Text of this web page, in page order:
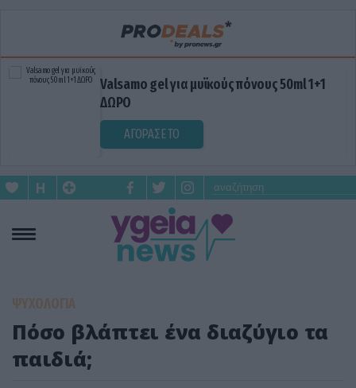
Valsamo gel για μυϊκούς πόνους 50ml 1+1
ΔΩΡΟ
ΑΓΟΡΑΣΕ ΤΟ
ΨΥΧΟΛΟΓΙΑ
Πόσο βλάπτει ένα διαζύγιο τα
παιδιά;